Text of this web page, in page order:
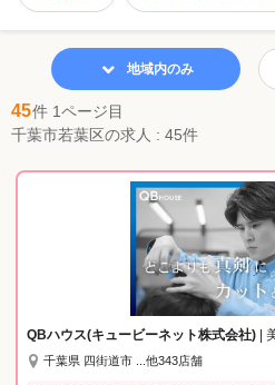
45件 1ページ目
千葉市若葉区の求人 : 45件
地域内のみ
QBハウス(キュービーネット株式会社) |
千葉県 四街道市 ...他343店舗